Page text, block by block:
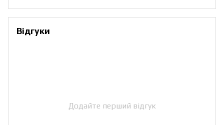
Відгуки
Додайте перший відгук